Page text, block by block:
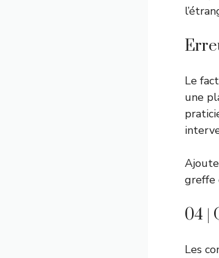
Le
une
greffe
04 |
Les